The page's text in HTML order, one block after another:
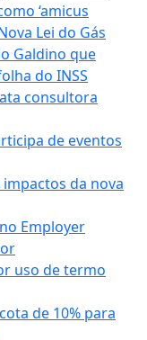
‘amicus
Lei do Gás
Galdino que
do INSS
consultora
de eventos
da nova
Employer
uso de termo
de 10% para